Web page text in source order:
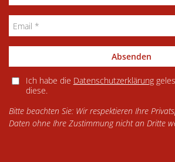
Absenden
Ich habe die Datenschutzerklärung
diese.
Bitte beachten Sie: Wir respektieren Ihre
Daten ohne Ihre Zustimmung nicht an Dritte